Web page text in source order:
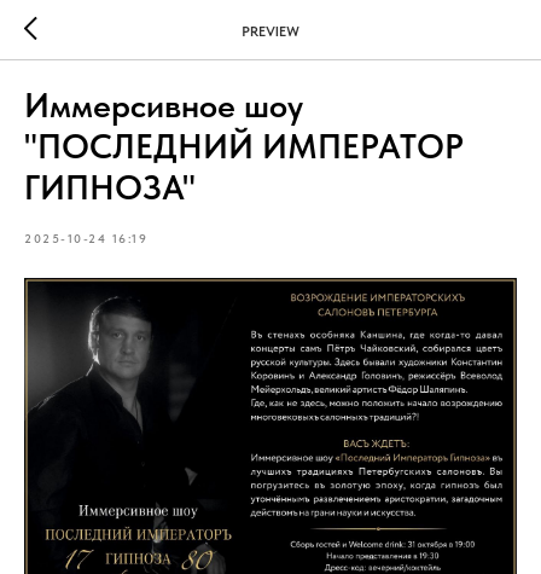
PREVIEW
Иммерсивное шоу
"ПОСЛЕДНИЙ ИМПЕРАТОР
ГИПНОЗА"
2025-10-24 16:19